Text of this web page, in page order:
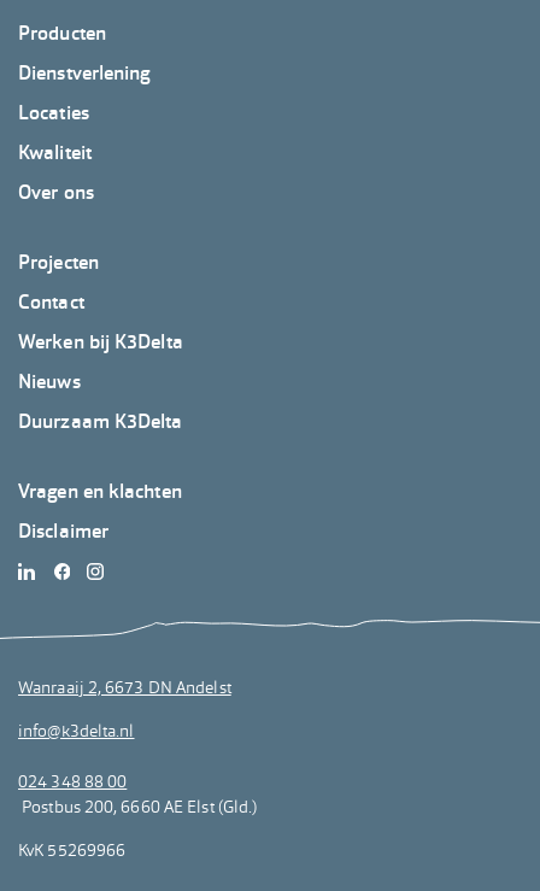
Footer
K3Delta
Producten
Dienstverlening
Locaties
Kwaliteit
Over ons
Footer
K3Delta
2
Projecten
Contact
Werken bij K3Delta
Nieuws
Duurzaam K3Delta
Footer
K3Delta
3
Vragen en klachten
Disclaimer
Wanraaij 2, 6673 DN Andelst
info@k3delta.nl
024 348 88 00
Postbus 200, 6660 AE Elst (Gld.)
KvK 55269966